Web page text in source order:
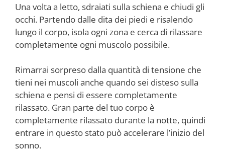
Una volta a letto, sdraiati sulla schiena e chiudi gli
occhi. Partendo dalle dita dei piedi e risalendo
lungo il corpo, isola ogni zona e cerca di rilassare
completamente ogni muscolo possibile.
Rimarrai sorpreso dalla quantità di tensione che
tieni nei muscoli anche quando sei disteso sulla
schiena e pensi di essere completamente
rilassato. Gran parte del tuo corpo è
completamente rilassato durante la notte, quindi
entrare in questo stato può accelerare l’inizio del
sonno.